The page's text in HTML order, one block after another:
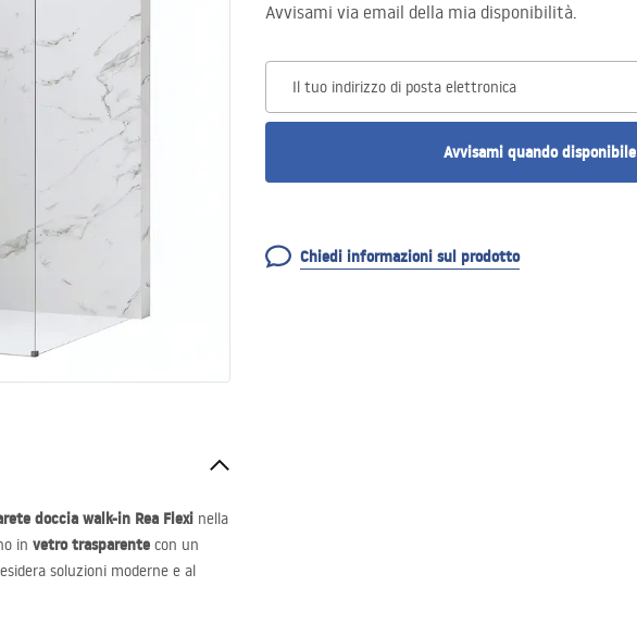
Avvisami via email della mia disponibilità.
Il tuo indirizzo di posta elettronica
Avvisami quando disponibile
Chiedi informazioni sul prodotto
doccia walk-in Rea Flexi nella
in vetro trasparente con un
soluzioni moderne e al